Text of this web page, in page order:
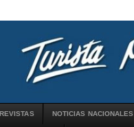
NOTICIAS NACIONALES